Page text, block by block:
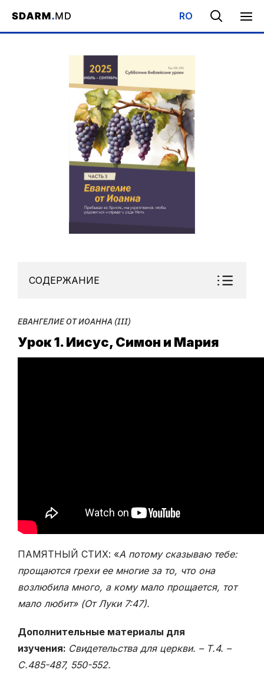
RO
Начало / Библиотека / Субботняя Школа / Евангелие от
СОДЕРЖАНИЕ
ЕВАНГЕЛИЕ ОТ ИОАННА (III)
Урок 1. Иисус, Симон и Мария
ПАМЯТНЫЙ СТИХ: «А потому сказываю тебе:
прощаются грехи ее многие за то, что она
возлюбила много, а кому мало прощается, тот
мало любит» (От Луки 7:47).
Дополнительные материалы для
изучения: Свидетельства для церкви. – Т.4. –
С.485-487, 550-552.